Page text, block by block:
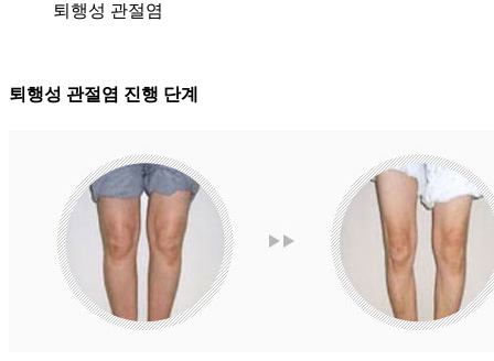
퇴행성 관절염
퇴행성 관절염 진행 단계